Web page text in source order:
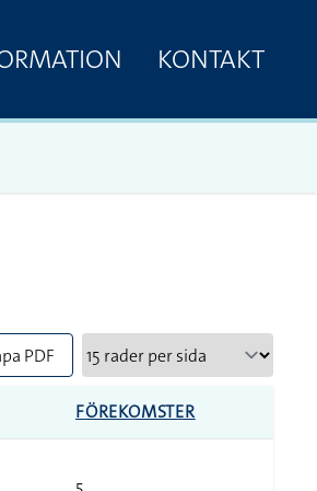
KONTAKT
PDF
FÖREKOMSTER